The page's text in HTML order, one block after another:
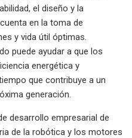
el diseño y la
en la toma de
y vida útil óptimas.
puede ayudar a que los
energética y
que contribuye a un
generación.
desarrollo empresarial de
de la robótica y los motores